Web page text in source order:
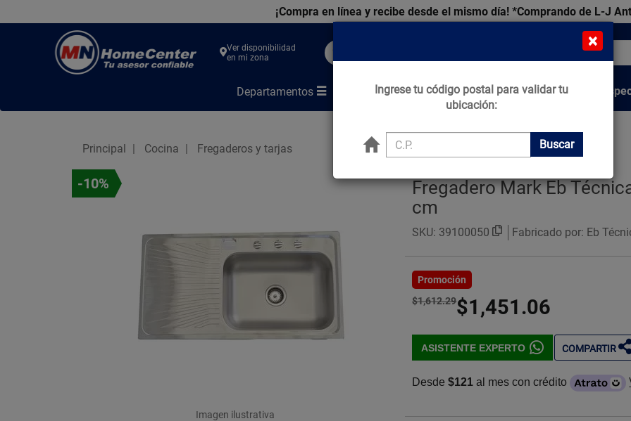
¡Compra en línea y recibe desde el mismo día! *Comprando de L-J
Center
Ver disponibilidad
en mi zona
Departamentos Marcas Tips que Construyen Venta
Principal Cocina Fregaderos y tarjas
-10%
Imagen ilustrativa Imagen ilustrativa
Fregadero Mark Eb
cm
SKU: 39100050 Fabricado por: Eb
Promoción
$1,612.29$1,451.06
ASISTENTE EXPERTO COMPARTIR
Desde$121 al mes con crédito
×
Ingrese tu código postal para validar tu
ubicación:
Buscar